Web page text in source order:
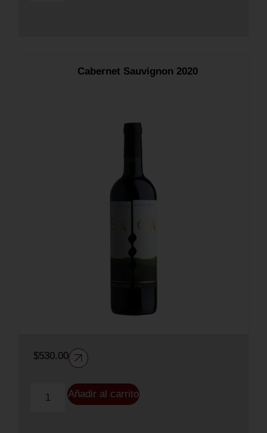
Cabernet Sauvignon 2020
$530.00
Añadir al carrito